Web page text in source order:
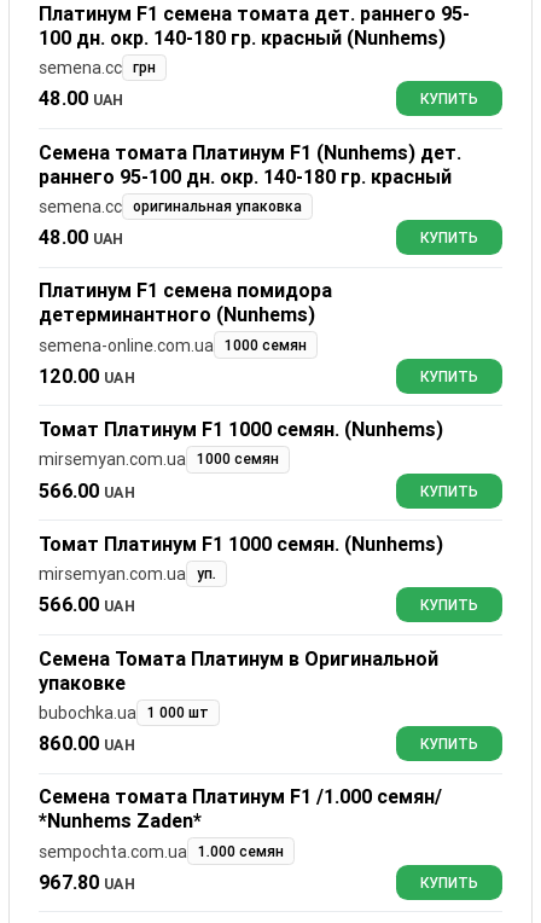
Платинум F1 семена томата дет. раннего 95-
100 дн. окр. 140-180 гр. красный (Nunhems)
semena.cc грн
48.00 UAH КУПИТЬ
Семена томата Платинум F1 (Nunhems) дет.
раннего 95-100 дн. окр. 140-180 гр. красный
semena.cc оригинальная упаковка
48.00 UAH КУПИТЬ
Платинум F1 семена помидора
детерминантного (Nunhems)
semena-online.com.ua 1000 семян
120.00 UAH КУПИТЬ
Томат Платинум F1 1000 семян. (Nunhems)
mirsemyan.com.ua 1000 семян
566.00 UAH КУПИТЬ
Томат Платинум F1 1000 семян. (Nunhems)
mirsemyan.com.ua уп.
566.00 UAH КУПИТЬ
Семена Томата Платинум в Оригинальной
упаковке
bubochka.ua 1 000 шт
860.00 UAH КУПИТЬ
Семена томата Платинум F1 /1.000 семян/
*Nunhems Zaden*
sempochta.com.ua 1.000 семян
967.80 UAH КУПИТЬ